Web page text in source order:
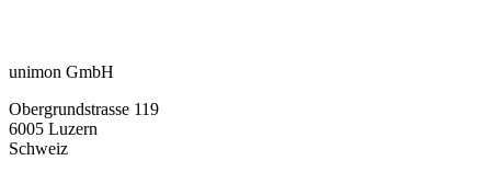
unimon GmbH
Obergrundstrasse 119
6005 Luzern
Schweiz